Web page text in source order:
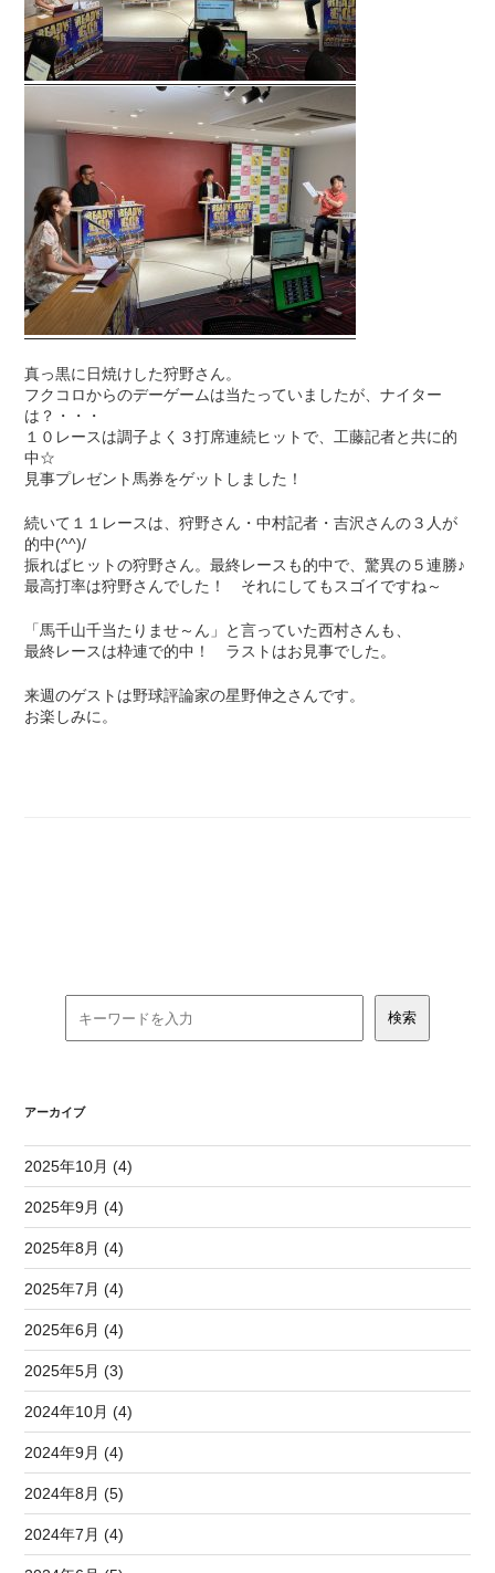
真っ黒に日焼けした狩野さん。
フクコロからのデーゲームは当たっていましたが、ナイター
は？・・・
１０レースは調子よく３打席連続ヒットで、工藤記者と共に的
中☆
見事プレゼント馬券をゲットしました！
続いて１１レースは、狩野さん・中村記者・吉沢さんの３人が
的中(^^)/
振ればヒットの狩野さん。最終レースも的中で、驚異の５連勝♪
最高打率は狩野さんでした！ それにしてもスゴイですね～
「馬千山千当たりませ～ん」と言っていた西村さんも、
最終レースは枠連で的中！ ラストはお見事でした。
来週のゲストは野球評論家の星野伸之さんです。
お楽しみに。
アーカイブ
2025年10月 (4)
2025年9月 (4)
2025年8月 (4)
2025年7月 (4)
2025年6月 (4)
2025年5月 (3)
2024年10月 (4)
2024年9月 (4)
2024年8月 (5)
2024年7月 (4)